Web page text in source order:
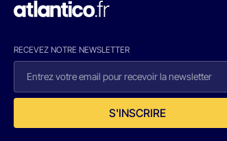
RECEVEZ NOTRE NEWSLETTER
S'INSCRIRE